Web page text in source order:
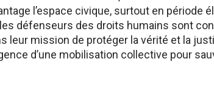
l’espace civique, surtout en période
les défenseurs des droits humains sont
leur mission de protéger la vérité et la
d’une mobilisation collective pour